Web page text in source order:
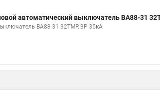
автоматический выключатель ВА88-31
ВА88-31 32TMR 3P 35кА